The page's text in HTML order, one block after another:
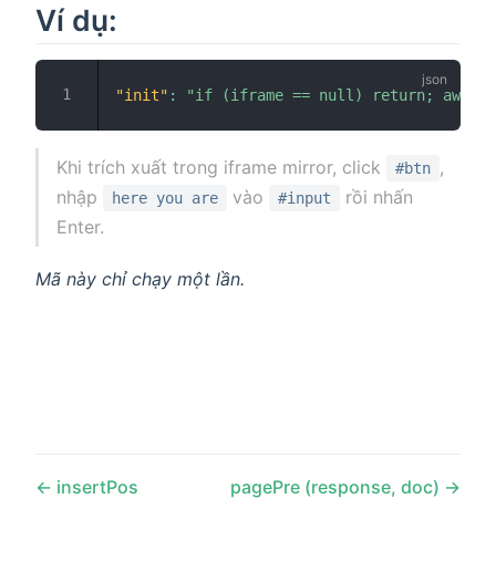
Ví dụ:
"init" : "if (iframe == null) return;
Khi trích xuất trong iframe mirror, click #btn
,
nhập
here you are vào #input
rồi nhấn
Enter.
Mã này chỉ chạy một lần.
insertPos pagePre (response, doc)